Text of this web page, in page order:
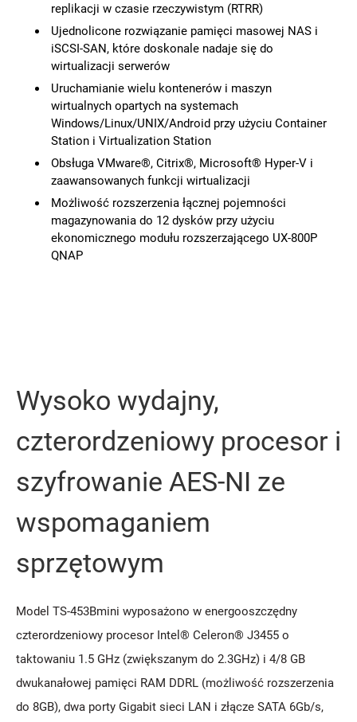
replikacji w czasie rzeczywistym (RTRR)
Ujednolicone rozwiązanie pamięci masowej NAS i
iSCSI-SAN, które doskonale nadaje się do
wirtualizacji serwerów
Uruchamianie wielu kontenerów i maszyn
wirtualnych opartych na systemach
Windows/Linux/UNIX/Android przy użyciu Container
Station i Virtualization Station
Obsługa VMware®, Citrix®, Microsoft® Hyper-V i
zaawansowanych funkcji wirtualizacji
Możliwość rozszerzenia łącznej pojemności
magazynowania do 12 dysków przy użyciu
ekonomicznego modułu rozszerzającego UX-800P
QNAP
Wysoko wydajny,
czterordzeniowy procesor i
szyfrowanie AES-NI ze
wspomaganiem
sprzętowym
Model TS-453Bmini wyposażono w energooszczędny
czterordzeniowy procesor Intel® Celeron® J3455 o
taktowaniu 1.5 GHz (zwiększanym do 2.3GHz) i 4/8 GB
dwukanałowej pamięci RAM DDRL (możliwość rozszerzenia
do 8GB), dwa porty Gigabit sieci LAN i złącze SATA 6Gb/s,